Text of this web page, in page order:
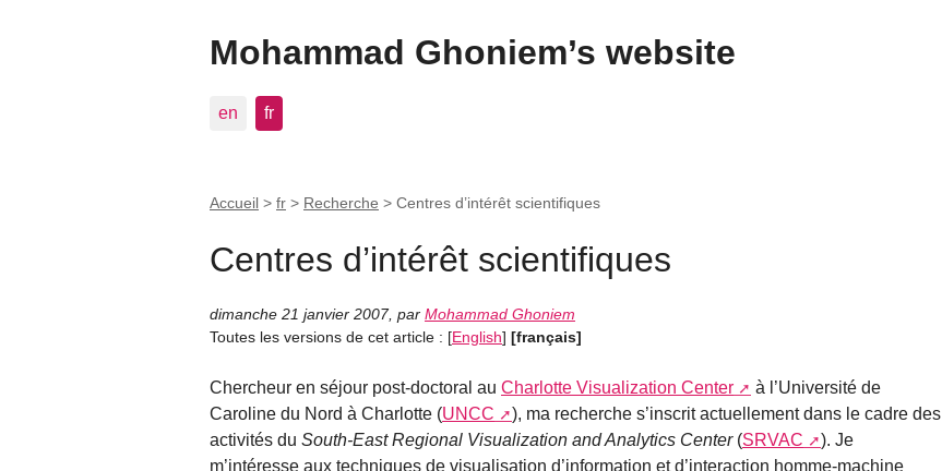
Mohammad Ghoniem’s website
en fr
Accueil > fr > Recherche > Centres d’intérêt scientifiques
Centres d’intérêt scientifiques
dimanche 21 janvier 2007, par Mohammad Ghoniem
Toutes les versions de cet article : [English] [français]
Chercheur en séjour post-doctoral au Charlotte Visualization Center
à l’Université de
Caroline du Nord à Charlotte (UNCC
), ma recherche s’inscrit actuellement dans le cadre des
activités du South-East Regional Visualization and Analytics Center(SRVAC
). Je
m’intéresse aux techniques de visualisation d’information et d’interaction homme-machine